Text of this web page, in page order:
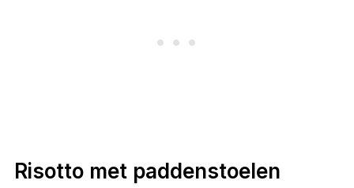
Risotto met paddenstoelen